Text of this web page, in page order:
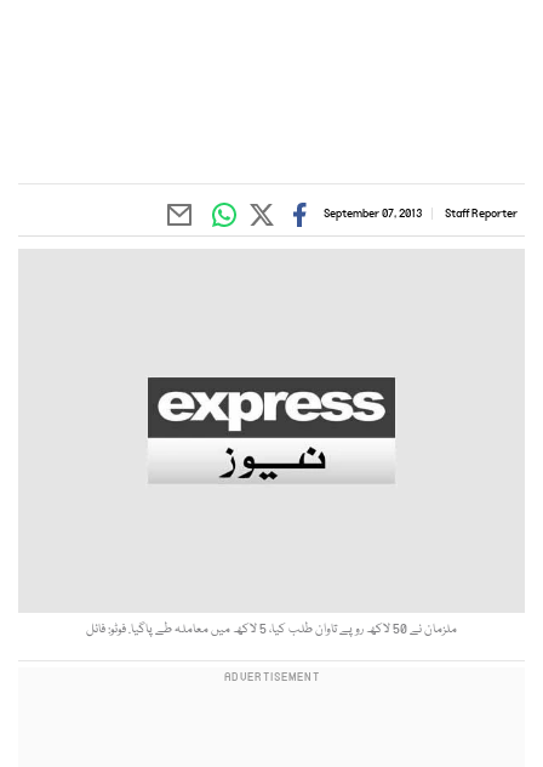
Staff Reporter
September 07, 2013
ملزمان نے 50 لاکھ روپے تاوان طلب کیا، 5 لاکھ میں معاملہ طے پاگیا. فوٹو: فائل